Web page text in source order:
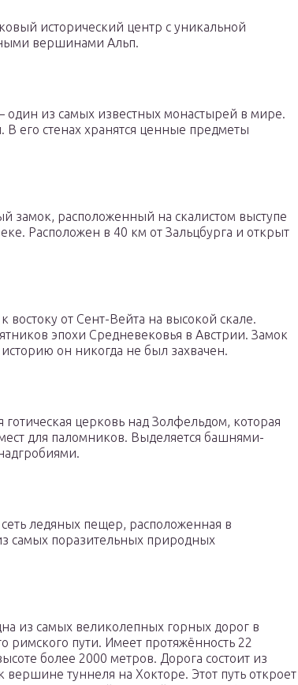
исторический центр с уникальной
вершинами Альп.
один из самых известных монастырей в мире.
его стенах хранятся ценные предметы
расположенный на скалистом выступе
Расположен в 40 км от Зальцбурга и открыт
от Сент-Вейта на высокой скале.
эпохи Средневековья в Австрии. Замок
он никогда не был захвачен.
церковь над Золфельдом, которая
для паломников. Выделяется башнями-
ледяных пещер, расположенная в
самых поразительных природных
из самых великолепных горных дорог в
римского пути. Имеет протяжённость 22
более 2000 метров. Дорога состоит из
туннеля на Хокторе. Этот путь откроет